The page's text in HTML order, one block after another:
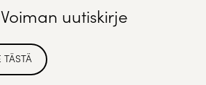
uutiskirje
TÄSTÄ